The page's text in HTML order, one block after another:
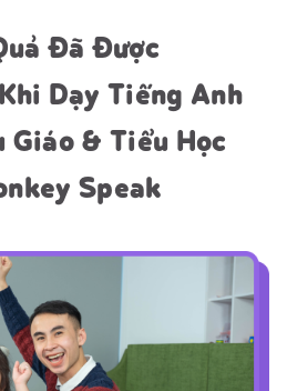
Đã Được
Dạy Tiếng Anh
& Tiểu Học
Speak